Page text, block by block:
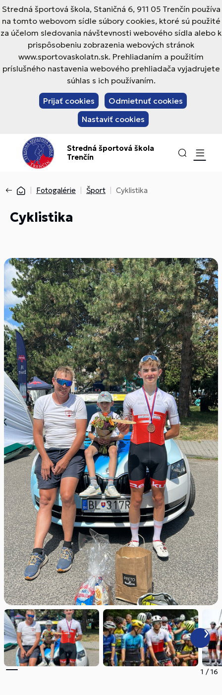
Stredná športová škola, Staničná 6, 911 05 Trenčín používa
na tomto webovom sídle súbory cookies, ktoré sú použité
za účelom sledovania návštevnosti webového sídla alebo k
prispôsobeniu zobrazenia webových stránok
www.sportovaskolatn.sk. Prehliadaním a použitím
príslušného nastavenia webového prehliadača vyjadrujete
súhlas s ich používaním.
Prijať cookies
Odmietnuť cookies
Nastaviť cookies
Stredná športová škola
Trenčín
Fotogalérie Šport Cyklistika
Cyklistika
1 /16